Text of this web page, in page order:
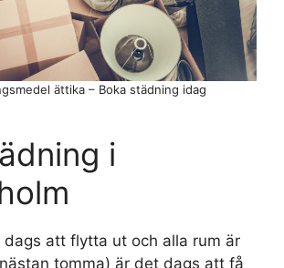
i
dags att flytta ut och alla rum är
tomma) är det dags att få
ättika – Boka städning idag